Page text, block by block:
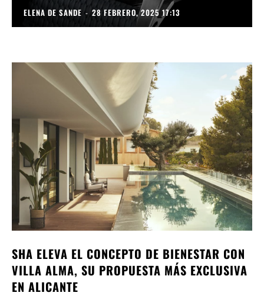
ELENA DE SANDE - 28 FEBRERO, 2025 17:13
SHA ELEVA EL CONCEPTO DE BIENESTAR CON
VILLA ALMA, SU PROPUESTA MÁS EXCLUSIVA
EN ALICANTE